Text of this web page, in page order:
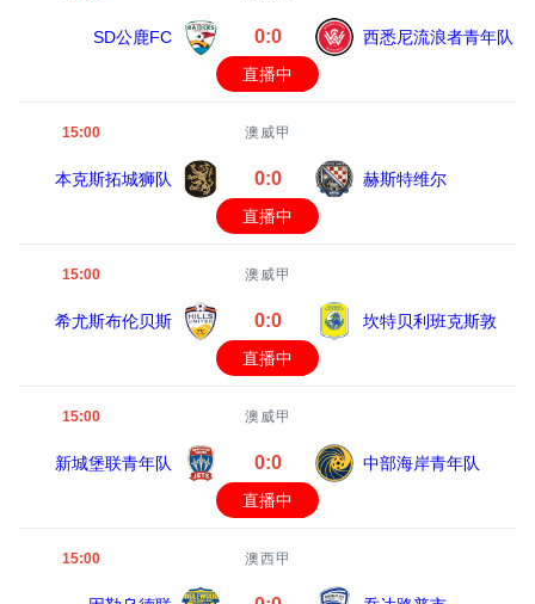
SD公鹿FC 0:0
西悉尼流浪者青年队
直播中
15:00 澳威甲
本克斯拓城狮队 0:0
赫斯特维尔
直播中
15:00 澳威甲
希尤斯布伦贝斯 0:0
坎特贝利班克斯敦
直播中
15:00 澳威甲
新城堡联青年队 0:0
中部海岸青年队
直播中
15:00 澳西甲